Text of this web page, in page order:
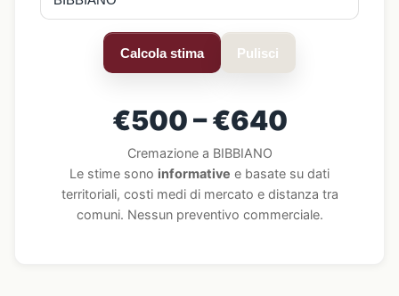
Calcola stima Pulisci
€500 – €640
Cremazione a BIBBIANO
Le stime sono informative e basate su dati
territoriali, costi medi di mercato e distanza tra
comuni. Nessun preventivo commerciale.